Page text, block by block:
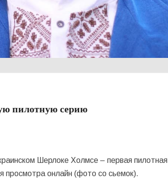
пилотную серию
Шерлоке Холмсе – первая пилотная
просмотра онлайн (фото со сьемок).